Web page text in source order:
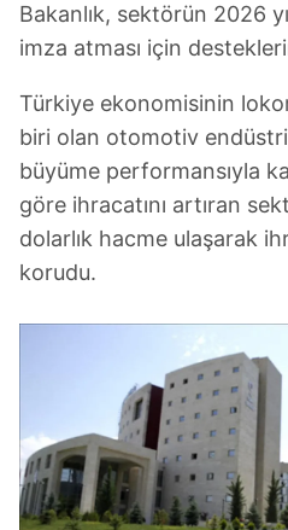
Bakanlık, sektörün 2026
imza atması için
Türkiye ekonomisinin
biri olan otomotiv
büyüme performansıyla
göre ihracatını artıran
dolarlık hacme ulaşarak
korudu.